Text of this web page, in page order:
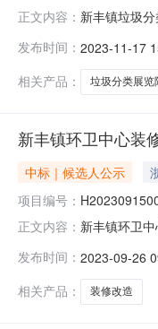
正文内容： 新丰镇垃圾
估算价7
发布时间： 2023-11-17
相关产品：
垃圾分类展览
新丰镇环卫中心装
中标｜候选人公示
项目编号：
正文内容： 新丰镇环卫
湖区政务服
发布时间： 2023-09-26
相关产品：
装修改造